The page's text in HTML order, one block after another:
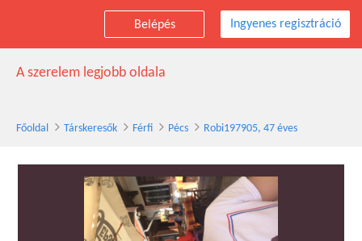
Belépés Ingyenes regisztráció
Robi197905 társkereső férfi, 47 éves, Pécs
A szerelem legjobb oldala
Főoldal Társkeresők Férfi Pécs Robi197905, 47 éves